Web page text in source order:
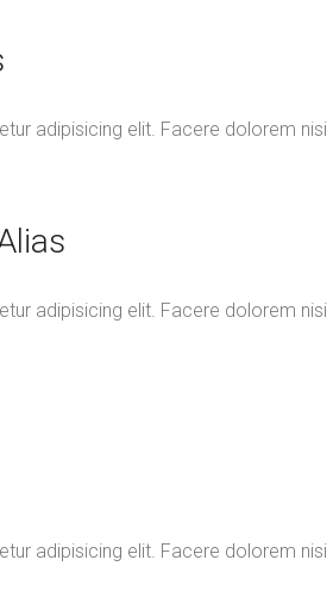
adipisicing elit. Facere dolorem
adipisicing elit. Facere dolorem
adipisicing elit. Facere dolorem